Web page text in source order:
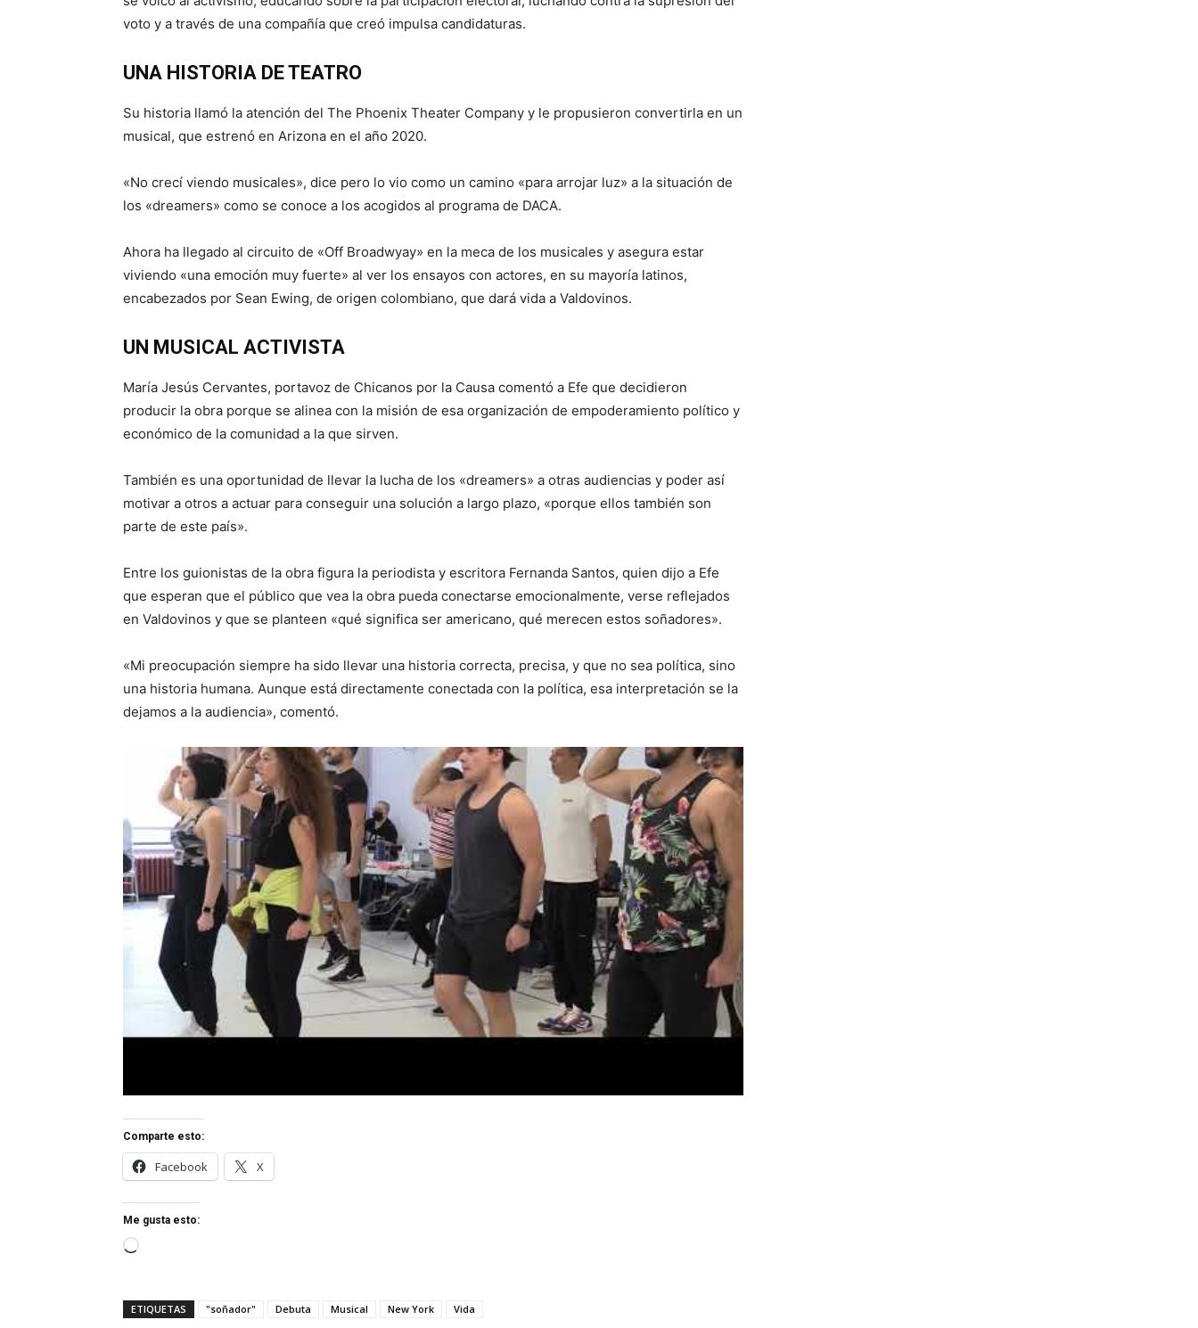
voto y a través de una compañía que creó impulsa candidaturas.
UNA HISTORIA DE TEATRO
Su historia llamó la atención del The Phoenix Theater Company y le propusieron convertirla en un
musical, que estrenó en Arizona en el año 2020.
«No crecí viendo musicales», dice pero lo vio como un camino «para arrojar luz» a la situación de
los «dreamers» como se conoce a los acogidos al programa de DACA.
Ahora ha llegado al circuito de «Off Broadwyay» en la meca de los musicales y asegura estar
viviendo «una emoción muy fuerte» al ver los ensayos con actores, en su mayoría latinos,
encabezados por Sean Ewing, de origen colombiano, que dará vida a Valdovinos.
UN MUSICAL ACTIVISTA
María Jesús Cervantes, portavoz de Chicanos por la Causa comentó a Efe que decidieron
producir la obra porque se alinea con la misión de esa organización de empoderamiento político y
económico de la comunidad a la que sirven.
También es una oportunidad de llevar la lucha de los «dreamers» a otras audiencias y poder así
motivar a otros a actuar para conseguir una solución a largo plazo, «porque ellos también son
parte de este país».
Entre los guionistas de la obra figura la periodista y escritora Fernanda Santos, quien dijo a Efe
que esperan que el público que vea la obra pueda conectarse emocionalmente, verse reflejados
en Valdovinos y que se planteen «qué significa ser americano, qué merecen estos soñadores».
«Mi preocupación siempre ha sido llevar una historia correcta, precisa, y que no sea política, sino
una historia humana. Aunque está directamente conectada con la política, esa interpretación se la
dejamos a la audiencia», comentó.
Comparte esto:
Facebook X
Me gusta esto:
Cargando...
ETIQUETAS "soñador" Debuta Musical New York Vida